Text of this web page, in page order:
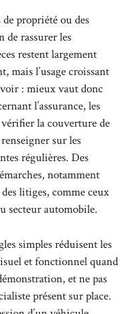
propriété ou des
de rassurer les
restent largement
mais l’usage croissant
: mieux vaut donc
l’assurance, les
la couverture de
sur les
régulières. Des
notamment
litiges, comme ceux
secteur automobile.
simples réduisent les
et fonctionnel quand
et ne pas
présent sur place.